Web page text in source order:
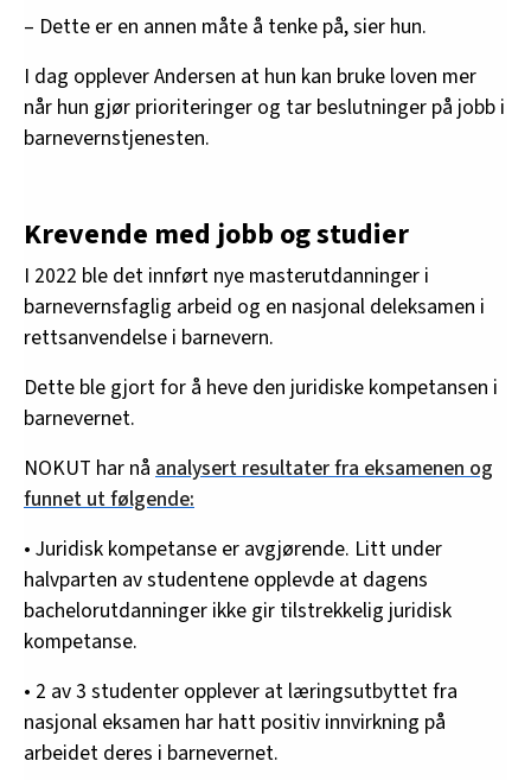
– Dette er en annen måte å tenke på, sier hun.
I dag opplever Andersen at hun kan bruke loven mer
når hun gjør prioriteringer og tar beslutninger på jobb i
barnevernstjenesten.
Krevende med jobb og studier
I 2022 ble det innført nye masterutdanninger i
barnevernsfaglig arbeid og en nasjonal deleksamen i
rettsanvendelse i barnevern.
Dette ble gjort for å heve den juridiske kompetansen i
barnevernet.
NOKUT har nå analysert resultater fra eksamenen og
funnet ut følgende:
• Juridisk kompetanse er avgjørende. Litt under
halvparten av studentene opplevde at dagens
bachelorutdanninger ikke gir tilstrekkelig juridisk
kompetanse.
• 2 av 3 studenter opplever at læringsutbyttet fra
nasjonal eksamen har hatt positiv innvirkning på
arbeidet deres i barnevernet.